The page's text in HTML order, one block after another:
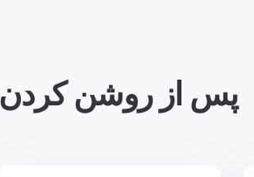
پس از روشن کردن FileEdit، می توانید…